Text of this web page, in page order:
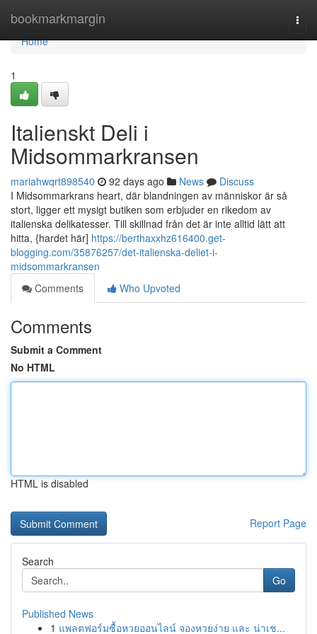
bookmarkmargin
Home
Home
1
Italienskt Deli i
Midsommarkransen
mariahwqrt898540 92 days ago News
Discuss
I Midsommarkrans heart, där blandningen av människor är så
stort, ligger ett mysigt butiken som erbjuder en rikedom av
italienska delikatesser. Till skillnad från det är inte alltid lätt att
hitta, {hardet här] https://berthaxxhz616400.get-
blogging.com/35876257/det-italienska-deliet-i-
midsommarkransen
Comments
Who Upvoted
Comments
Submit a Comment
No HTML
HTML is disabled
Report Page
Search
Go
Published News
1 แพลตฟอร์มซื้อหวยออนไลน์ จองหวยง่าย และ น่าเช...